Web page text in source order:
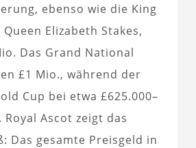
ebenso wie die King
Elizabeth Stakes,
Das Grand National
£1 Mio., während der
Cup bei etwa £625.000–
Royal Ascot zeigt das
Das gesamte Preisgeld in